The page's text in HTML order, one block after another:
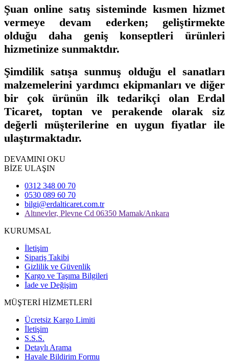
Şuan online satış sisteminde kısmen hizmet
vermeye devam ederken; geliştirmekte
olduğu daha geniş konseptleri ürünleri
hizmetinize sunmaktdır.
Şimdilik satışa sunmuş olduğu el sanatları
malzemelerini yardımcı ekipmanları ve diğer
bir çok ürünün ilk tedarikçi olan Erdal
Ticaret, toptan ve perakende olarak siz
değerli müşterilerine en uygun fiyatlar ile
ulaştırmaktadır.
DEVAMINI OKU
BİZE ULAŞIN
0312 348 00 70
0530 089 60 70
bilgi@erdalticaret.com.tr
Altınevler, Plevne Cd 06350 Mamak/Ankara
KURUMSAL
İletişim
Sipariş Takibi
Gizlilik ve Güvenlik
Kargo ve Taşıma Bilgileri
İade ve Değişim
MÜŞTERİ HİZMETLERİ
Ücretsiz Kargo Limiti
İletişim
S.S.S.
Detaylı Arama
Havale Bildirim Formu